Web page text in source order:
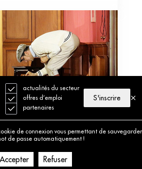
actualités du secteur
offres d’emploi
partenaires
S'inscrire
de connexion vous permettant de sauvegarder
de passe automatiquement !
Accepter Refuser
lyrique
l’apparition du taureau
les ...